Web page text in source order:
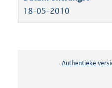
18-05-2010
Authentieke